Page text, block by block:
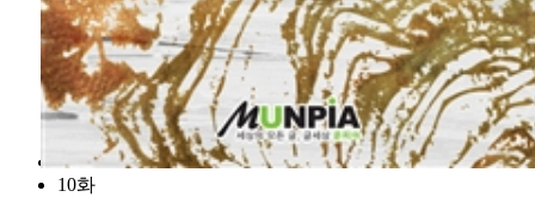
10화